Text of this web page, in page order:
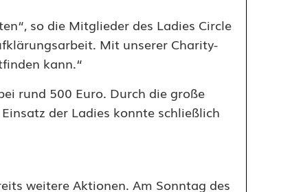
so die Mitglieder des Ladies Circle
Mit unserer Charity-
kann.“
rund 500 Euro. Durch die große
der Ladies konnte schließlich
weitere Aktionen. Am Sonntag des